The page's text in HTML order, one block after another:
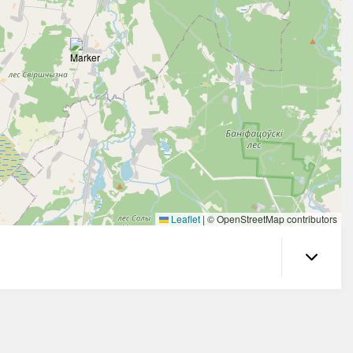
Leaflet | © OpenStreetMap contributors